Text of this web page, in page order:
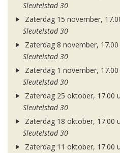
Sleutelstad 30
Zaterdag 15 november,
Sleutelstad 30
Zaterdag 8 november,
Sleutelstad 30
Zaterdag 1 november,
Sleutelstad 30
Zaterdag 25 oktober, 17.00
Sleutelstad 30
Zaterdag 18 oktober, 17.00
Sleutelstad 30
Zaterdag 11 oktober, 17.00